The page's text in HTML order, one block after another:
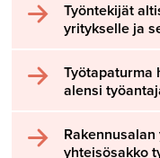
Työntekijät
yritykselle ja
Työtapaturma
alensi
yhteisösakko